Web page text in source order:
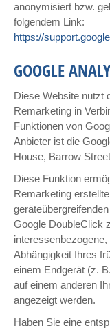
anonymisiert bzw.
folgendem Link:
https://
GOOGLE
Diese Website nutzt
Remarketing in
Funktionen von
Anbieter ist die
House, Barrow
Diese Funktion
Remarketing
Google DoubleClick
Abhängigkeit Ihres
einem Endgerät (z.
auf einem anderen
angezeigt werden.
Haben Sie eine